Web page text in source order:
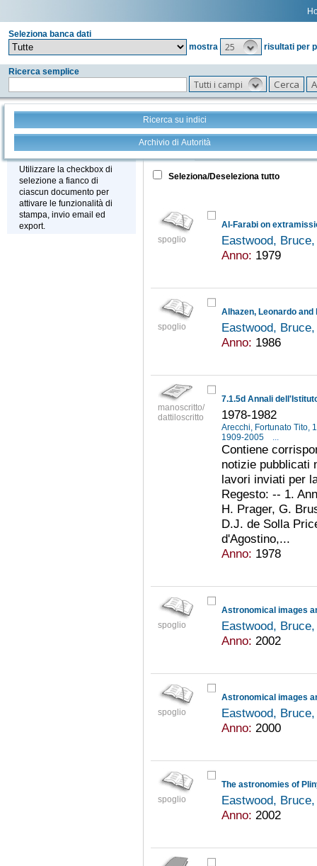
Seleziona banca dati
mostra
25 risultati per
Ricerca semplice
Tutti i campi
Ricerca su indici
Archivio di Autorità
Stampa - Email - Export
Utilizzare la checkbox di
selezione a fianco di
ciascun documento per
attivare le funzionalità di
stampa, invio email ed
export.
Tutto +
Seleziona/Deseleziona tutto
spoglio
Eastwood,
Anno: 1979
spoglio
Eastwood,
Anno: 1986
manoscritto/
dattiloscritto
1978-1982
Arecchi, Fortunato Tito,
1909-2005
...
Contiene
notizie pubblicati
lavori inviati per
Regesto: -- 1.
H. Prager, G.
D.J. de Solla
d'Agostino,...
Anno: 1978
spoglio
Eastwood,
Anno: 2002
spoglio
Eastwood,
Anno: 2000
spoglio
Eastwood,
Anno: 2002